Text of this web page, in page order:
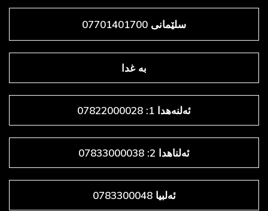
سلێمانی 07701401700
به غدا
ئەلنەهدا 1: 07822000028
ئەلناهدا 2: 07833000038
ئەلبیا 0783300048